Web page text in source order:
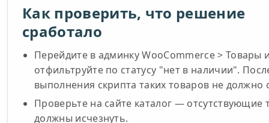
Как проверить, что решение
сработало
Перейдите в админку WooCommerce > Товары
отфильтруйте по статусу "нет в наличии".
выполнения скрипта таких товаров не должно
Проверьте на сайте каталог — отсутствующие
должны исчезнуть.